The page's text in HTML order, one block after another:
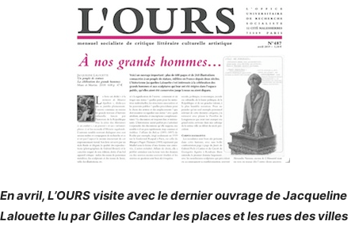
En avril, L’OURS visite avec le dernier ouvrage de Jacqueline
Lalouette lu par Gilles Candar les places et les rues des villes